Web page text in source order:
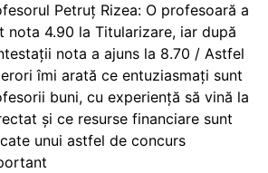
Petruț Rizea: O profesoară a
nota 4.90 la Titularizare, iar după
nota a ajuns la 8.70 / Astfel
îmi arată ce entuziasmați sunt
buni, cu experiență să vină la
și ce resurse financiare sunt
unui astfel de concurs